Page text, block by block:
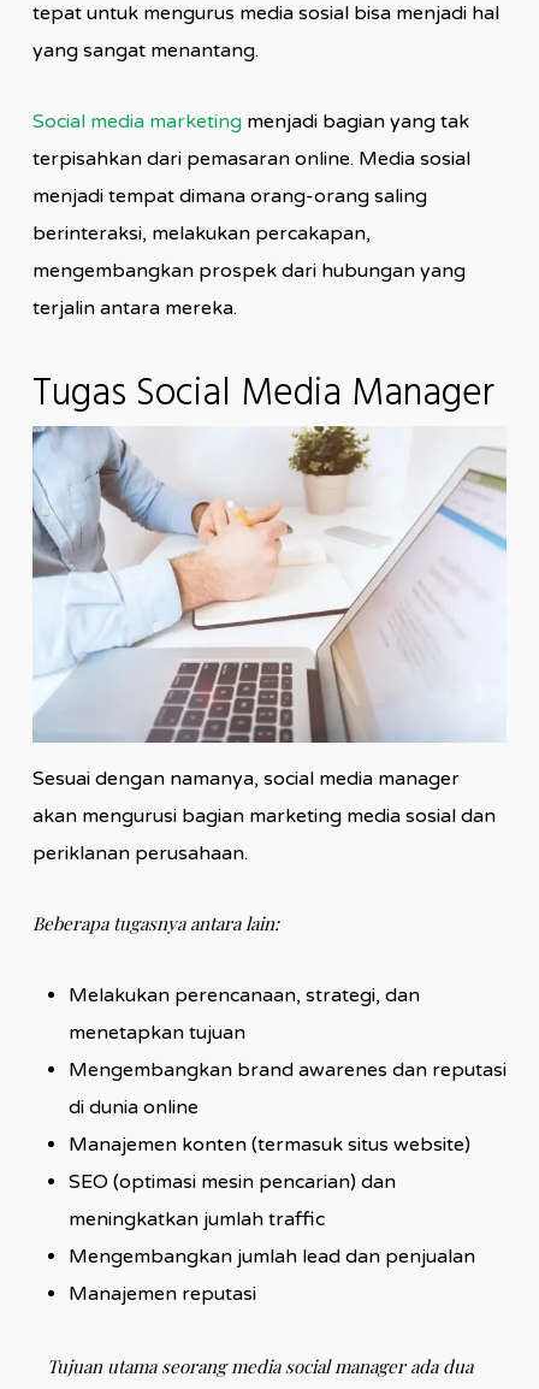
tepat untuk mengurus media sosial bisa menjadi hal
yang sangat menantang.
Social media marketingmenjadi bagian yang tak
terpisahkan dari pemasaran online. Media sosial
menjadi tempat dimana orang-orang saling
berinteraksi, melakukan percakapan,
mengembangkan prospek dari hubungan yang
terjalin antara mereka.
Tugas Social Media Manager
Sesuai dengan namanya, social media manager
akan mengurusi bagian marketing media sosial dan
periklanan perusahaan.
Beberapa tugasnya antara lain:
Melakukan perencanaan, strategi, dan
menetapkan tujuan
Mengembangkan brand awarenes dan reputasi
di dunia online
Manajemen konten (termasuk situs website)
SEO (optimasi mesin pencarian) dan
meningkatkan jumlah traffic
Mengembangkan jumlah lead dan penjualan
Manajemen reputasi
Tujuan utama seorang media social manager ada dua